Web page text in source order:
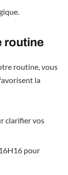
routine
routine, vous
la
clarifier vos
pour